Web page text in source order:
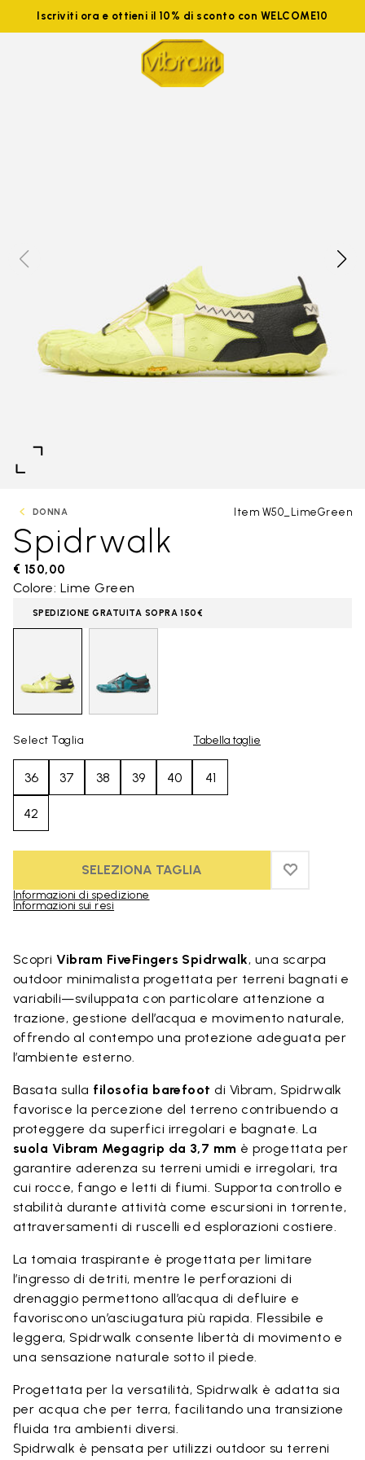
Iscriviti ora e ottieni il 10% di sconto con WELCOME10
DONNA Item W50_LimeGreen
Spidrwalk
€ 150,00
Colore: Lime Green
SPEDIZIONE GRATUITA SOPRA 150€
Select Taglia Tabella taglie
36 37 38 39 40 41
42
SELEZIONA TAGLIA ADD TO
ADD TO
Informazioni di spedizione
Informazioni sui resi
ScopriVibram FiveFingers Spidrwalk, una scarpa
outdoor minimalista progettata per terreni bagnati e
variabili—sviluppata con particolare attenzione a
trazione, gestione dell’acqua e movimento naturale,
offrendo al contempo una protezione adeguata per
l’ambiente esterno.
Basata sulla filosofia barefoot di Vibram, Spidrwalk
favorisce la percezione del terreno contribuendo a
proteggere da superfici irregolari e bagnate. La
suola Vibram Megagrip da 3,7 mm è progettata per
garantire aderenza su terreni umidi e irregolari, tra
cui rocce, fango e letti di fiumi. Supporta controllo e
stabilità durante attività come escursioni in torrente,
attraversamenti di ruscelli ed esplorazioni costiere.
La tomaia traspirante è progettata per limitare
l’ingresso di detriti, mentre le perforazioni di
drenaggio permettono all’acqua di defluire e
favoriscono un’asciugatura più rapida. Flessibile e
leggera, Spidrwalk consente libertà di movimento e
una sensazione naturale sotto il piede.
Progettata per la versatilità, Spidrwalk è adatta sia
per acqua che per terra, facilitando una transizione
fluida tra ambienti diversi.
Spidrwalk è pensata per utilizzi outdoor su terreni